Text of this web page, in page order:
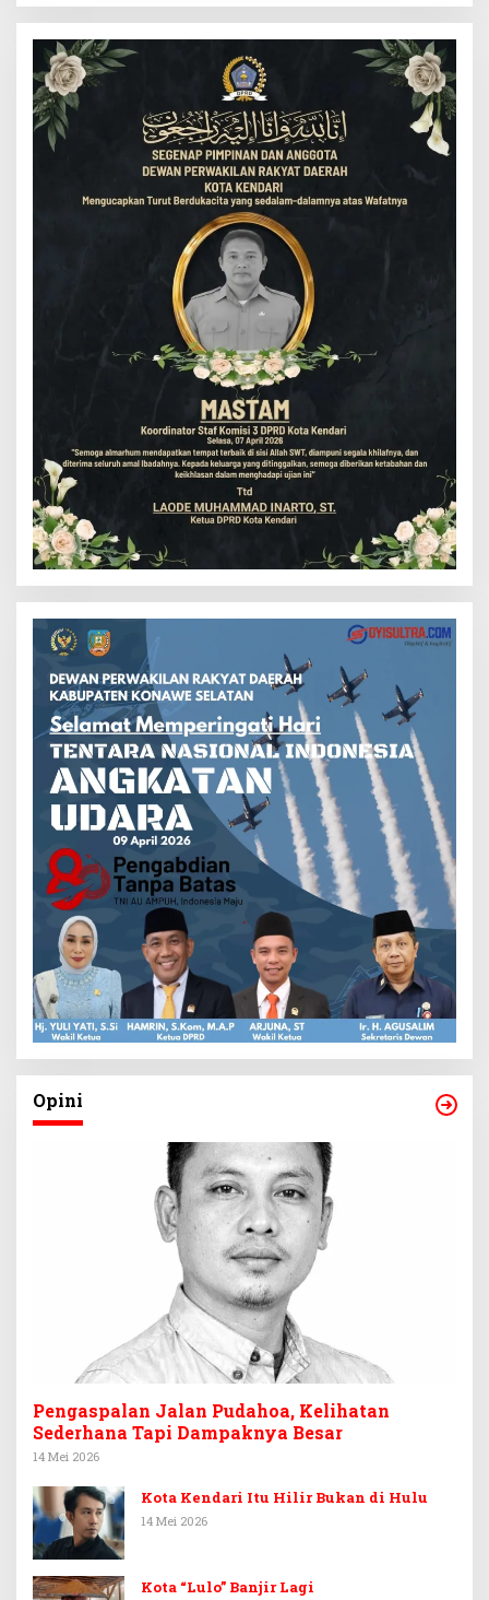
Opini
Pengaspalan Jalan Pudahoa, Kelihatan
Sederhana Tapi Dampaknya Besar
14 Mei 2026
Kota Kendari Itu Hilir Bukan di Hulu
14 Mei 2026
Kota “Lulo” Banjir Lagi